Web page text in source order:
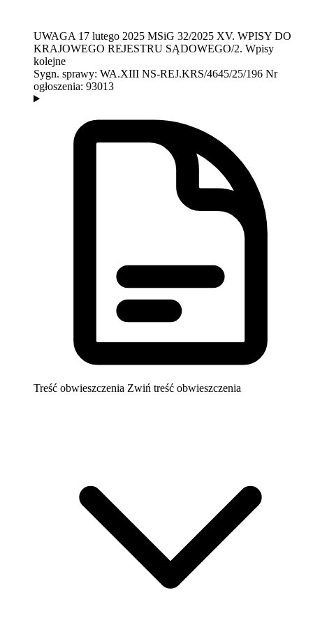
UWAGA 17 lutego 2025 MSiG 32/2025 XV. WPISY DO
KRAJOWEGO REJESTRU SĄDOWEGO/2. Wpisy
kolejne
Sygn. sprawy: WA.XIII NS-REJ.KRS/4645/25/196 Nr
ogłoszenia: 93013
Treść obwieszczenia Zwiń treść obwieszczenia